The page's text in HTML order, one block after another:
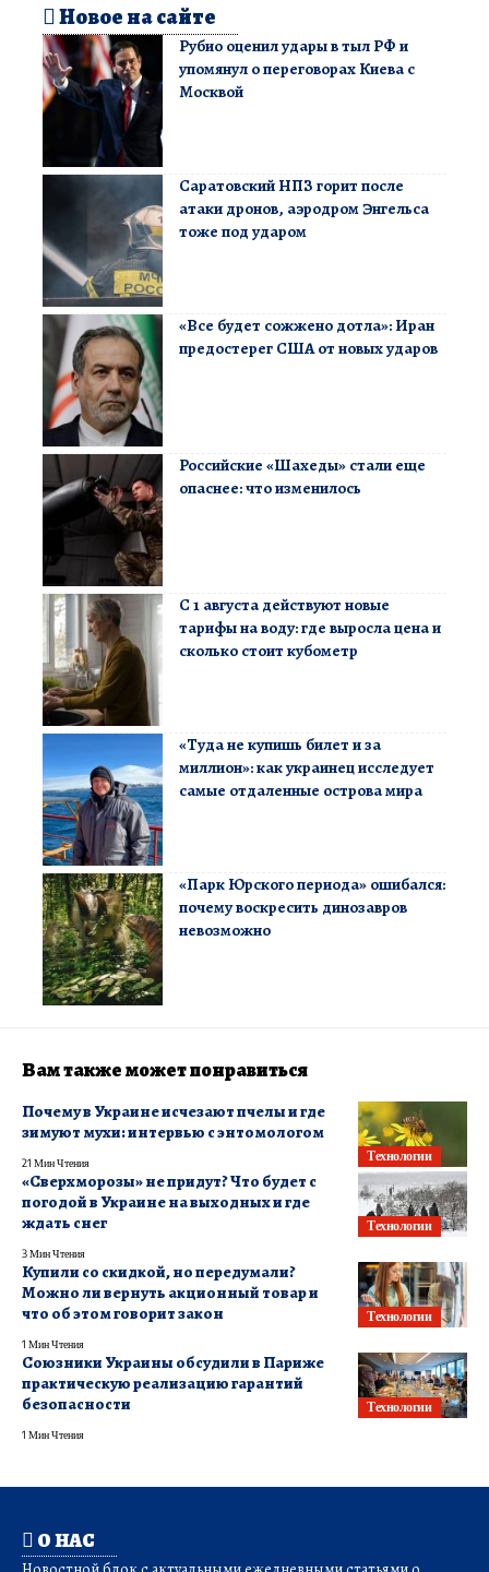
Новое на сайте
Рубио оценил удары в тыл РФ и
упомянул о переговорах Киева с
Москвой
Саратовский НПЗ горит после
атаки дронов, аэродром Энгельса
тоже под ударом
«Все будет сожжено дотла»: Иран
предостерег США от новых ударов
Российские «Шахеды» стали еще
опаснее: что изменилось
С 1 августа действуют новые
тарифы на воду: где выросла цена и
сколько стоит кубометр
«Туда не купишь билет и за
миллион»: как украинец исследует
самые отдаленные острова мира
«Парк Юрского периода» ошибался:
почему воскресить динозавров
невозможно
Вам также может понравиться
Технологии
Почему в Украине исчезают пчелы и где
зимуют мухи: интервью с энтомологом
21 Мин Чтения
Технологии
«Сверхморозы» не придут? Что будет с
погодой в Украине на выходных и где
ждать снег
3 Мин Чтения
Технологии
Купили со скидкой, но передумали?
Можно ли вернуть акционный товар и
что об этом говорит закон
1 Мин Чтения
Технологии
Союзники Украины обсудили в Париже
практическую реализацию гарантий
безопасности
1 Мин Чтения
О НАС